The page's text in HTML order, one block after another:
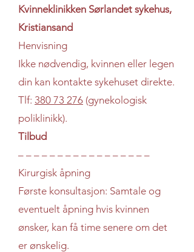
Kvinneklinikken Sørlandet sykehus,
Kristiansand
Henvisning
Ikke nødvendig, kvinnen eller legen
din kan kontakte sykehuset direkte.
Tlf: 380 73 276 (gynekologisk
poliklinikk).
Tilbud
– – – – – – – – – – – – – – – – –
Kirurgisk åpning
Første konsultasjon: Samtale og
eventuelt åpning hvis kvinnen
ønsker, kan få time senere om det
er ønskelig.